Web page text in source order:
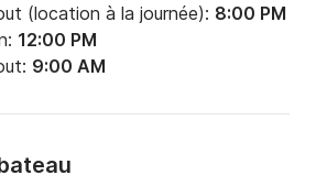
(location à la journée): 8:00 PM
12:00 PM
9:00 AM